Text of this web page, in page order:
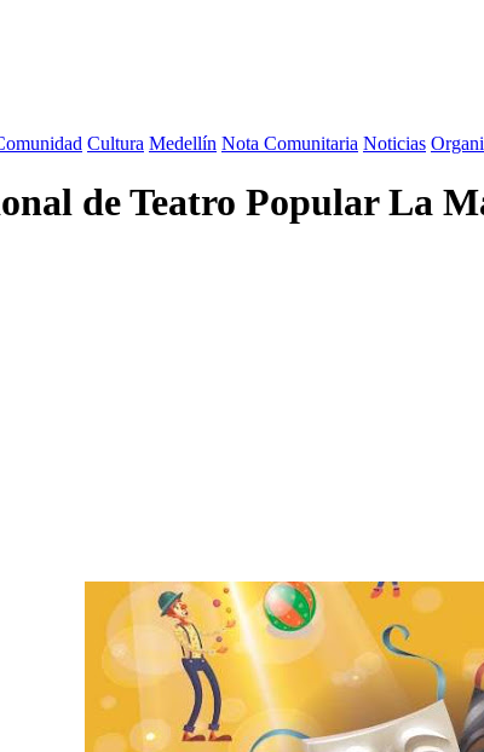
Cultura Medellín Nota Comunitaria Noticias
de Teatro Popular La